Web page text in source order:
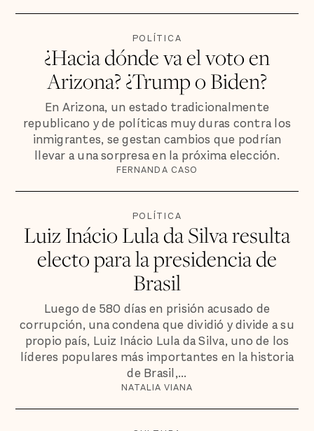
POLÍTICA
¿Hacia dónde va el voto en
Arizona? ¿Trump o Biden?
En Arizona, un estado tradicionalmente
republicano y de políticas muy duras contra los
inmigrantes, se gestan cambios que podrían
llevar a una sorpresa en la próxima elección.
FERNANDA CASO
POLÍTICA
Luiz Inácio Lula da Silva resulta
electo para la presidencia de
Brasil
Luego de 580 días en prisión acusado de
corrupción, una condena que dividió y divide a su
propio país, Luiz Inácio Lula da Silva, uno de los
líderes populares más importantes en la historia
de Brasil,...
NATALIA VIANA